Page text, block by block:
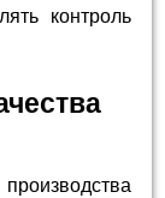
контроль